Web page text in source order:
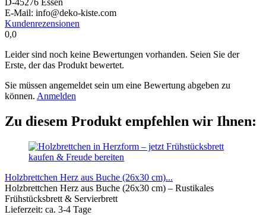
E-Mail: info@deko-kiste.com
Kundenrezensionen
0,0
Leider sind noch keine Bewertungen vorhanden. Seien Sie der
Erste, der das Produkt bewertet.
Sie müssen angemeldet sein um eine Bewertung abgeben zu
können. Anmelden
Zu diesem Produkt empfehlen wir Ihnen:
Holzbrettchen Herz aus Buche (26x30 cm)...
Holzbrettchen Herz aus Buche (26x30 cm) – Rustikales
Frühstücksbrett & Servierbrett
Lieferzeit: ca. 3-4 Tage